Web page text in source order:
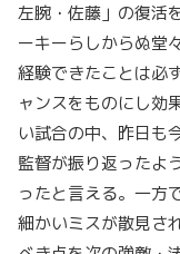
左腕・佐藤」の復活
ーキーらしからぬ堂
経験できたことは必
ャンスをものにし効
い試合の中、昨日も
監督が振り返ったよ
ったと言える。一方
細かいミスが散見さ